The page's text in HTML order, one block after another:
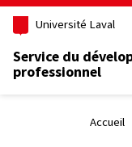
Aller au contenu principal
Université Laval
Service du
professionnel
Accueil